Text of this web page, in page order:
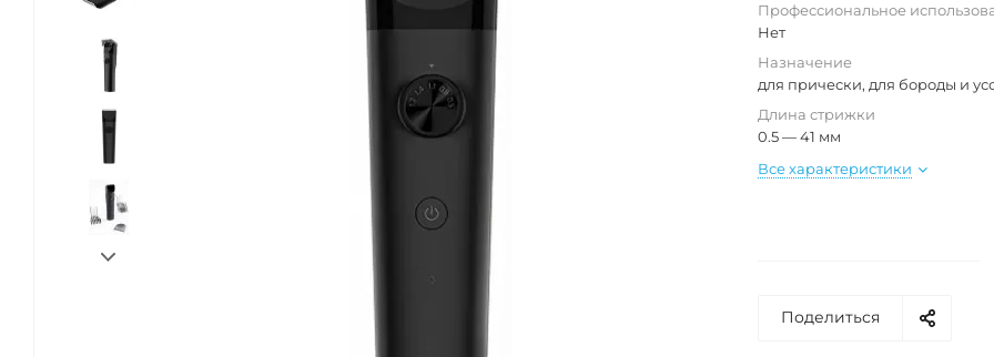
Профессиональное
Нет
Назначение
для прически, для бороды и
Длина стрижки
0.5 — 41 мм
Все характеристики
Поделиться